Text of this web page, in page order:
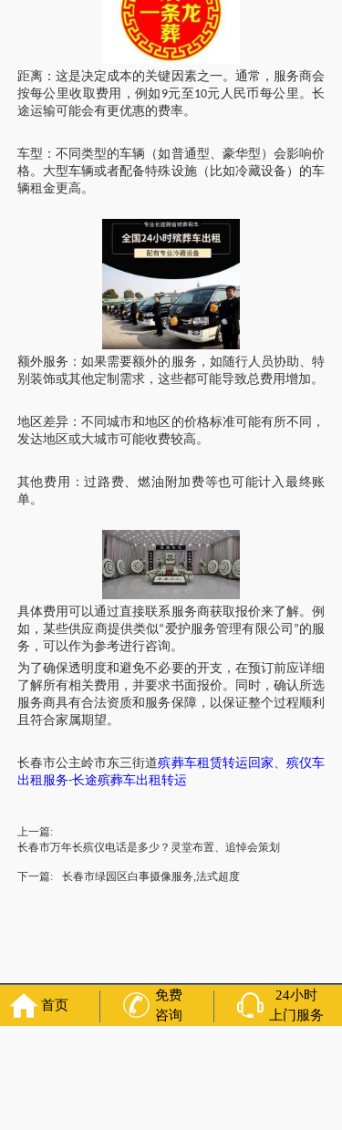
距离：这是决定成本的关键因素之一。通常，服务商会
按每公里收取费用，例如 9元至10元人民币每公里。长
途运输可能会有更优惠的费率。
车型：不同类型的车辆（如普通型、豪华型）会影响价
格。大型车辆或者配备特殊设施（比如冷藏设备）的车
辆租金更高。
额外服务：如果需要额外的服务，如随行人员协助、特
别装饰或其他定制需求，这些都可能导致总费用增加。
地区差异：不同城市和地区的价格标准可能有所不同，
发达地区或大城市可能收费较高。
其他费用：过路费、燃油附加费等也可能计入最终账
单。
具体费用可以通过直接联系服务商获取报价来了解。例
如，某些供应商提供类似“ 爱护服务管理有限公司 ”的服
务，可以作为参考进行咨询。
为了确保透明度和避免不必要的开支，在预订前应详细
了解所有相关费用，并要求书面报价。同时，确认所选
服务商具有合法资质和服务保障，以保证整个过程顺利
且符合家属期望。
长春市公主岭市东三街道殡葬车租赁转运回家 、殡仪车
出租服务-长途殡葬车出租转运
上一篇:
长春市万年长殡仪电话是多少？灵堂布置、追悼会策划
下一篇: 长春市绿园区白事摄像服务,法式超度
友情链接： 苏州丧葬公司 石家庄殡葬一条龙 长沙殡
葬服务公司南昌青山湖灵车转运呼和浩特灵车出租公司哈尔
首页
免费
咨询
24小时
上门服务